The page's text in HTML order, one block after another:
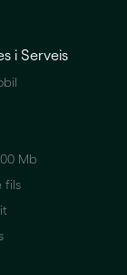
i Serveis
Mb
fils